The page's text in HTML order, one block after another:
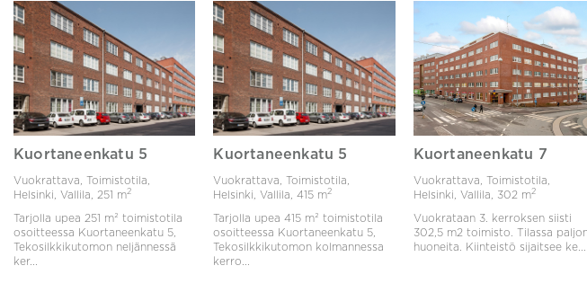
Kuortaneenkatu 5
Vuokrattava, Toimistotila,
Helsinki, Vallila, 251 m2
Tarjolla upea 251 m² toimistotila
osoitteessa Kuortaneenkatu 5,
Tekosilkkikutomon neljännessä
ker...
Kuortaneenkatu 5
Vuokrattava, Toimistotila,
Helsinki, Vallila,415 m2
Tarjolla upea 415 m² toimistotila
osoitteessa Kuortaneenkatu 5,
Tekosilkkikutomon kolmannessa
kerro...
Kuortaneenkatu 7
Vuokrattava, Toimistotila,
Helsinki, Vallila,
302 m2
Vuokrataan 3. kerroksen siisti
302,5 m2 toimisto. Tilassa
huoneita. Kiinteistö sijaitsee ke...